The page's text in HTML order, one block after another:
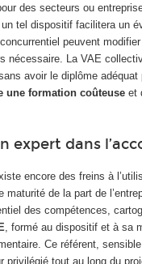
des secteurs ou
tel dispositif facilitera un
peuvent
nécessaire. La VAE
avoir le diplôme
une formation coûteuse et
expert dans
encore des freins à
maturité de la part de
des compétences,
, formé au dispositif et à sa
Ce référent,
privilégié tout au long du